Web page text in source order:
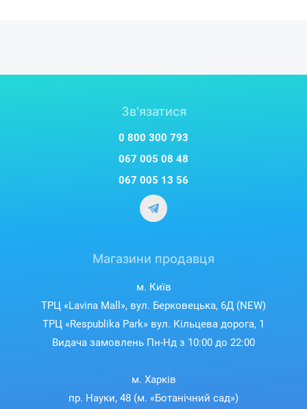
Зв'язатися
0 800 300 793
067 005 08 48
067 005 13 56
Магазини продавця
м. Київ
ТРЦ «Lavina Mall», вул. Берковецька, 6Д (NEW)
ТРЦ «Respublika Park» вул. Кільцева дорога, 1
Видача замовлень Пн-Нд з 10:00 до 22:00
м. Харків
пр. Науки, 48 (м. «Ботанічний сад»)